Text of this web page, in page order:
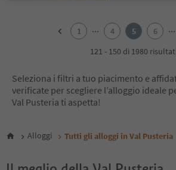
11
1 ... 4 5 6 ...
121 - 150 di 1980 risultati
Seleziona i filtri a tuo piacimento e
verificate per scegliere l’alloggio ideale
Val Pusteria ti aspetta!
Alloggi Tutti gli alloggi in Val Pusteria